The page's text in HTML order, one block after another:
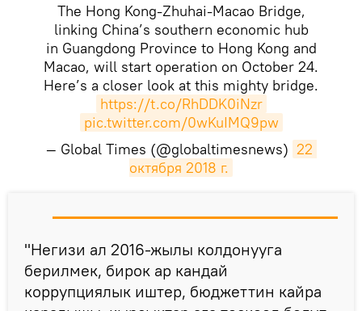
The Hong Kong-Zhuhai-Macao Bridge,
linking China’s southern economic hub
in Guangdong Province to Hong Kong and
Macao, will start operation on October 24.
Here’s a closer look at this mighty bridge.
https://t.co/RhDDK0iNzr
pic.twitter.com/0wKuIMQ9pw
— Global Times (@globaltimesnews) 22
октября 2018 г.
​​"Негизи ал 2016-жылы колдонууга
берилмек, бирок ар кандай
коррупциялык иштер, бюджеттин кайра